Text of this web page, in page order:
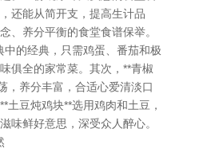
还能从简开支，提高生计品
、养分平衡的食堂食谱保举。
中的经典，只需鸡蛋、番茄和极
俱全的家常菜。其次，**青椒
，养分丰富，合适心爱清淡口
土豆炖鸡块**选用鸡肉和土豆，
味鲜好意思，深受众人醉心。